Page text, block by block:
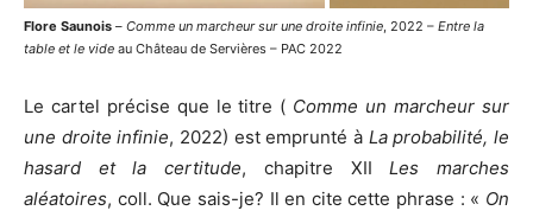
Flore Saunois – Comme un marcheur sur une droite infinie, 2022 – Entre la
table et le vide au Château de Servières – PAC 2022
Le cartel précise que le titre ( Comme un marcheur sur
une droite infinie, 2022) est emprunté à La probabilité, le
hasard et la certitude, chapitre XIILes marches
aléatoires, coll. Que sais-je? Il en cite cette phrase : « On